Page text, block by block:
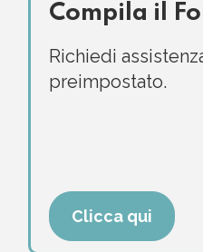
Compila il
Richiedi
preimpostato.
Clicca qui